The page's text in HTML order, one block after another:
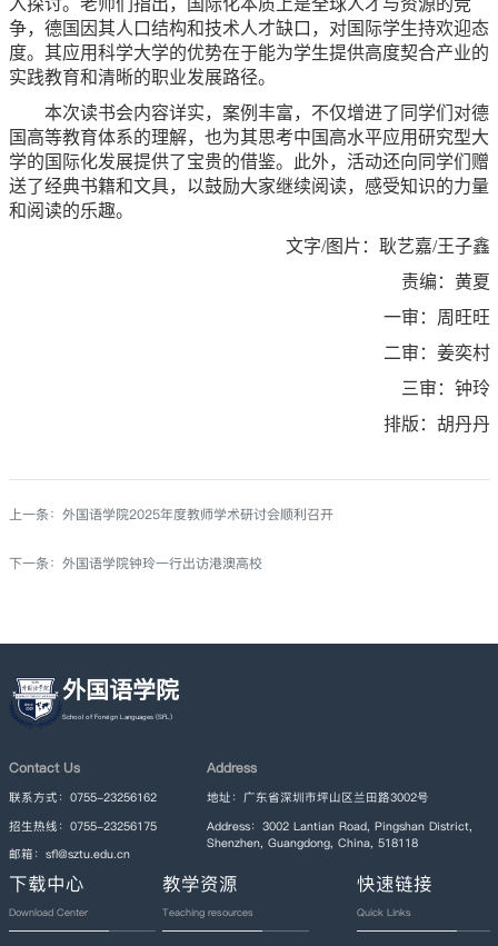
入探讨。老师们指出，国际化本质上是全球人才与资源的竞
争，德国因其人口结构和技术人才缺口，对国际学生持欢迎态
度。其应用科学大学的优势在于能为学生提供高度契合产业的
实践教育和清晰的职业发展路径。
本次读书会内容详实，案例丰富，不仅增进了同学们对德
国高等教育体系的理解，也为其思考中国高水平应用研究型大
学的国际化发展提供了宝贵的借鉴。此外，活动还向同学们赠
送了经典书籍和文具，以鼓励大家继续阅读，感受知识的力量
和阅读的乐趣。
文字/图片：耿艺嘉/王子鑫
责编：黄夏
一审：周旺旺
二审：姜奕村
三审：钟玲
排版：胡丹丹
上一条： 外国语学院2025年度教师学术研讨会顺利召开
下一条： 外国语学院钟玲一行出访港澳高校
外国语学院
Contact Us
联系方式：0755-23256162
招生热线：0755-23256175
邮箱：sfl@sztu.edu.cn
Address
地址：广东省深圳市坪山区兰田路3002号
Address：3002 Lantian Road, Pingshan District,
Shenzhen, Guangdong, China, 518118
下载中心
Download Center
教学资源
Teaching resources
快速链接
Quick Links